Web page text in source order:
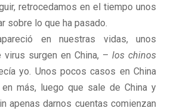
retrocedamos en el tiempo unos
sobre lo que ha pasado.
en nuestras vidas, unos
surgen en China, – los chinos
yo. Unos pocos casos en China
más, luego que sale de China y
apenas darnos cuentas comienzan